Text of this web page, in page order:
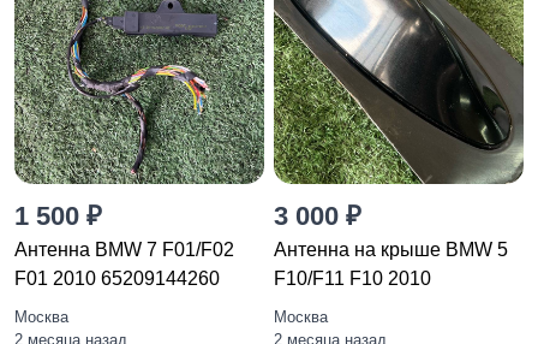
1 500 ₽
Антенна BMW 7 F01/F02
F01 2010 65209144260
Москва
2 месяца назад
3 000 ₽
Антенна на крыше BMW 5
F10/F11 F10 2010
Москва
2 месяца назад